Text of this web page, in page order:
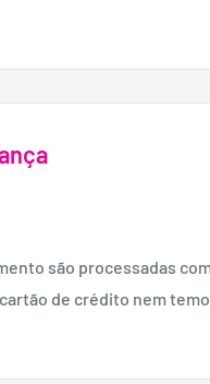
são processadas
de crédito nem